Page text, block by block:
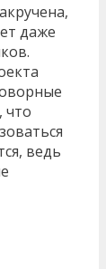
даже
что
ведь